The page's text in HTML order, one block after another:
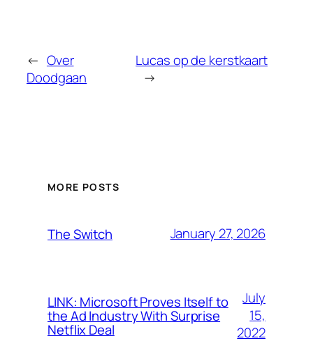
← Over
Doodgaan
Lucas op de kerstkaart
→
MORE POSTS
The Switch January 27, 2026
LINK: Microsoft Proves Itself to
the Ad Industry With Surprise
Netflix Deal
July
15,
2022